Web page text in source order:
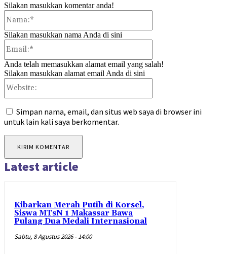
Silakan masukkan komentar anda!
Silakan masukkan nama Anda di sini
Anda telah memasukkan alamat email yang salah!
Silakan masukkan alamat email Anda di sini
Simpan nama, email, dan situs web saya di browser ini
untuk lain kali saya berkomentar.
Latest article
Kibarkan Merah Putih di Korsel,
Siswa MTsN 1 Makassar Bawa
Pulang Dua Medali Internasional
Sabtu, 8 Agustus 2026 - 14:00